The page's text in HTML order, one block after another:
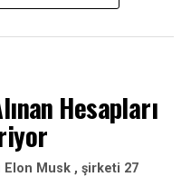
bir tahkim mahkemesi,
milyon $) para
Hesapları
Elon Musk , şirketi 27